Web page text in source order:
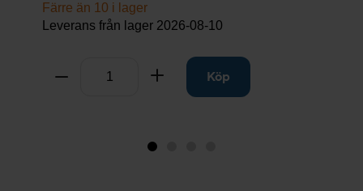
Färre än 10 i lager
Leverans från lager 2026-08-10
Ta bort Lägg tillKöp
Bild